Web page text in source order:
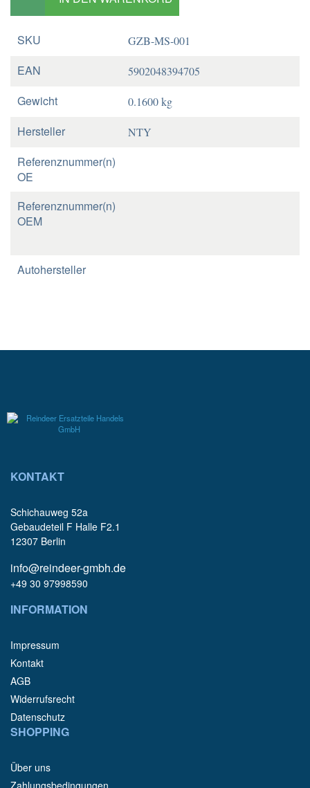
SKU GZB-MS-001
EAN 5902048394705
Gewicht 0.1600 kg
Hersteller NTY
Referenznummer(n)
OE
Referenznummer(n)
OEM
Autohersteller
KONTAKT
Schichauweg 52a
Gebaudeteil F Halle F2.1
12307 Berlin
info@reindeer-gmbh.de
+49 30 97998590
INFORMATION
Impressum
Kontakt
AGB
Widerrufsrecht
Datenschutz
SHOPPING
Über uns
Zahlungsbedingungen